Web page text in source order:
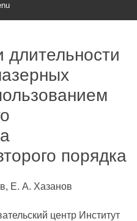
длительности
порядка
Е. А. Хазанов
центр Институт